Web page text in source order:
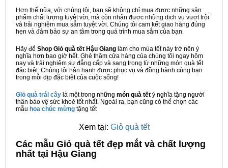
Hơn thế nữa, với chúng tôi, bạn sẽ không chỉ mua được những sản
phẩm chất lượng tuyệt vời, mà còn nhận được những dịch vụ vượt trội
và trải nghiệm mua sắm tuyệt vời. Chúng tôi cam kết giao hàng đúng
hẹn và đảm bảo sự an tâm trong quá trình mua sắm của bạn.
Hãy để Shop Giỏ quà tết Hậu Giang làm cho mùa tết này trở nên ý
nghĩa hơn bao giờ hết. Ghé thăm cửa hàng của chúng tôi ngay hôm
nay và trải nghiệm sự đẳng cấp và sang trọng từ những món quà tết
đặc biệt. Chúng tôi hân hạnh được phục vụ và đồng hành cùng bạn
trong mỗi dịp đặc biệt của cuộc sống!
Giỏ quà trái cây là một trong những món quà tết ý nghĩa tặng người
thân bảo vệ sức khoẻ tốt nhất. Ngoài ra, bạn cũng có thể chọn các
mẫu hoa chúc mừng tặng tết
Xem tại: Giỏ quà tết
Các mẫu Giỏ quà tết đẹp mắt và chất lượng
nhất tại Hậu Giang